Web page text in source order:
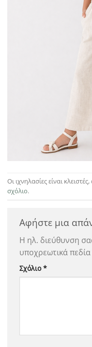
Οι ιχνηλασίες είναι
σχόλιο.
Αφήστε μια
Η ηλ. διεύθυνση
υποχρεωτικά
Σχόλιο*